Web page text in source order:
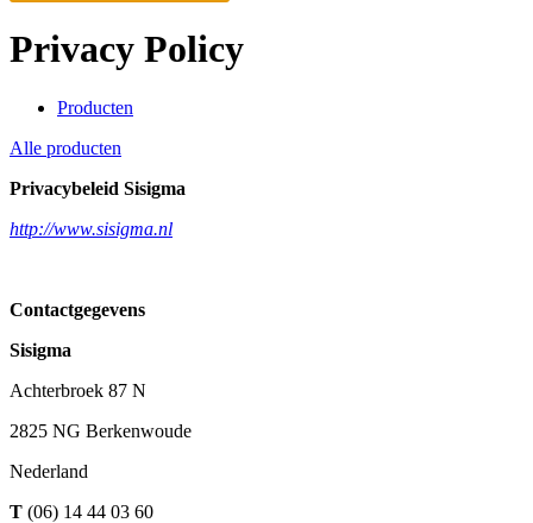
Privacy Policy
Producten
Alle producten
Privacybeleid Sisigma
http://www.sisigma.nl
Contactgegevens
Sisigma
Achterbroek 87 N
2825 NG Berkenwoude
Nederland
T (06) 14 44 03 60